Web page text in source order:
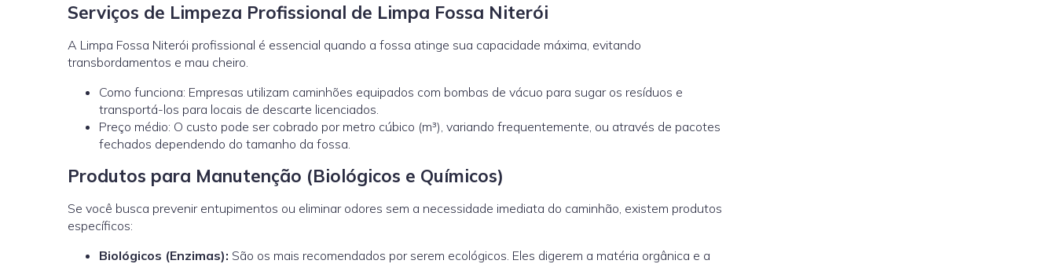
Serviços de Limpeza Profissional de Limpa Fossa Niterói
A Limpa Fossa Niterói profissional é essencial quando a fossa atinge sua capacidade máxima, evitando
transbordamentos e mau cheiro.
Como funciona: Empresas utilizam caminhões equipados com bombas de vácuo para sugar os resíduos e
transportá-los para locais de descarte licenciados.
Preço médio: O custo pode ser cobrado por metro cúbico (m³), variando frequentemente, ou através de pacotes
fechados dependendo do tamanho da fossa.
Produtos para Manutenção (Biológicos e Químicos)
Se você busca prevenir entupimentos ou eliminar odores sem a necessidade imediata do caminhão, existem produtos
específicos:
Biológicos (Enzimas): São os mais recomendados por serem ecológicos. Eles digerem a matéria orgânica e a